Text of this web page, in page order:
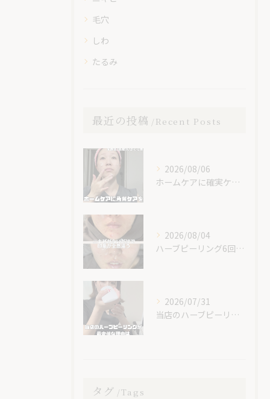
毛穴
しわ
たるみ
最近の投稿 Recent Posts
2026/08/06
ホームケアに確実ケアを入れてみて😊✨
2026/08/04
ハーブピーリング6回での素晴らしい変化です！
2026/07/31
当店のハーブピーリングが最安値な理由🌿
タグ Tags